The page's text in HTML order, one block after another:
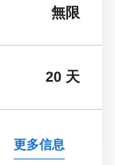
無限
20 天
更多信息